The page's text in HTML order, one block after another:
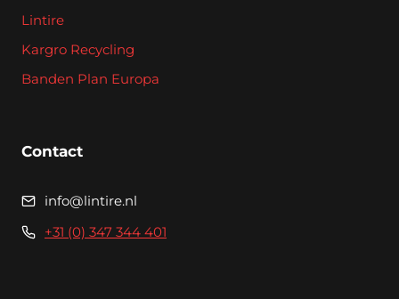
Lintire
Kargro Recycling
Banden Plan Europa
Contact
info@lintire.nl
+31 (0) 347 344 401